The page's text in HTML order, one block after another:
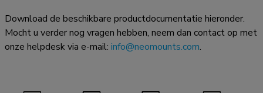
Download de beschikbare productdocumentatie hieronder.
Mocht u verder nog vragen hebben, neem dan contact op met
onze helpdesk via e-mail: info@neomounts.com.